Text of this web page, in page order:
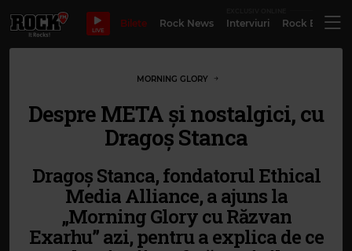
LIVE
Bilete Rock News Interviuri Rock
MORNING GLORY
Despre META și nostalgici, cu
Dragoș Stanca
Dragoș Stanca, fondatorul Ethical
Media Alliance, a ajuns la
„Morning Glory cu Răzvan
Exarhu” azi, pentru a explica de ce